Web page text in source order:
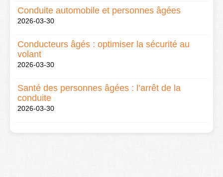
Conduite automobile et personnes âgées
2026-03-30
Conducteurs âgés : optimiser la sécurité au
volant
2026-03-30
Santé des personnes âgées : l’arrêt de la
conduite
2026-03-30